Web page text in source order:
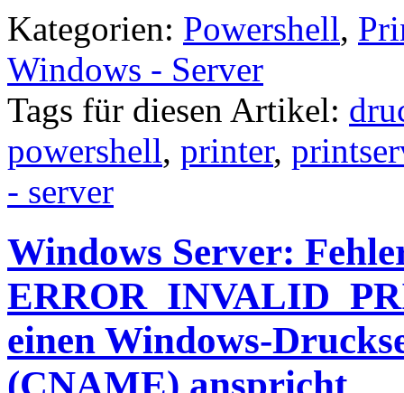
Kategorien: Powershell,
Windows - Server
Tags für diesen Artikel:
powershell, printer,
- server
Windows Server:
einen Windows-
(CNAME) anspricht